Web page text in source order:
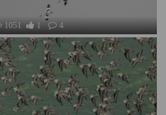
1051 1 4